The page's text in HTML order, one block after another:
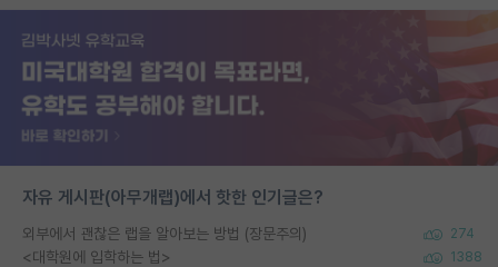
자유 게시판(아무개랩)에서 핫한 인기글은?
외부에서 괜찮은 랩을 알아보는 방법 (장문주의) 274
<대학원에 입학하는 법> 1388